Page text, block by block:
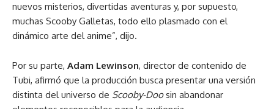
nuevos misterios, divertidas aventuras y, por supuesto,
muchas Scooby Galletas, todo ello plasmado con el
dinámico arte del anime”, dijo.
Por su parte, Adam Lewinson, director de contenido de
Tubi, afirmó que la producción busca presentar una versión
distinta del universo de Scooby-Doosin abandonar